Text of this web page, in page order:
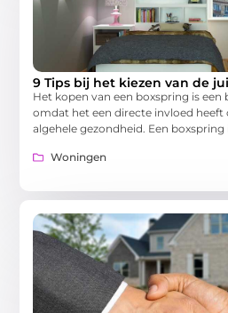
9 Tips bij het kiezen van de
Het kopen van een boxspring is een
omdat het een directe invloed heeft
algehele gezondheid. Een boxspring
Woningen